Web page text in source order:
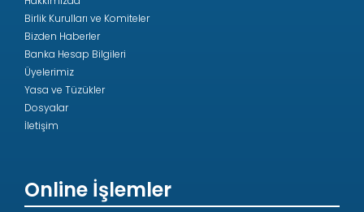
Birlik Kurulları ve Komiteler
Bizden Haberler
Banka Hesap Bilgileri
Üyelerimiz
Yasa ve Tüzükler
Dosyalar
İletişim
Online İşlemler